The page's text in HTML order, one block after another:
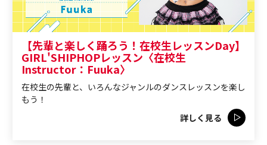
【先輩と楽しく踊ろう！在校生レッスンDay】
GIRL'SHIPHOPレッスン〈在校生
Instructor：Fuuka〉
在校生の先輩と、いろんなジャンルのダンスレッスンを楽し
もう！
詳しく見る